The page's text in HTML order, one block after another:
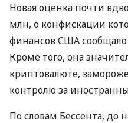
Новая оценка почти
млн, о конфискации
финансов США сообщало
Кроме того, она
криптовалюте,
контролю за
По словам Бессента, до